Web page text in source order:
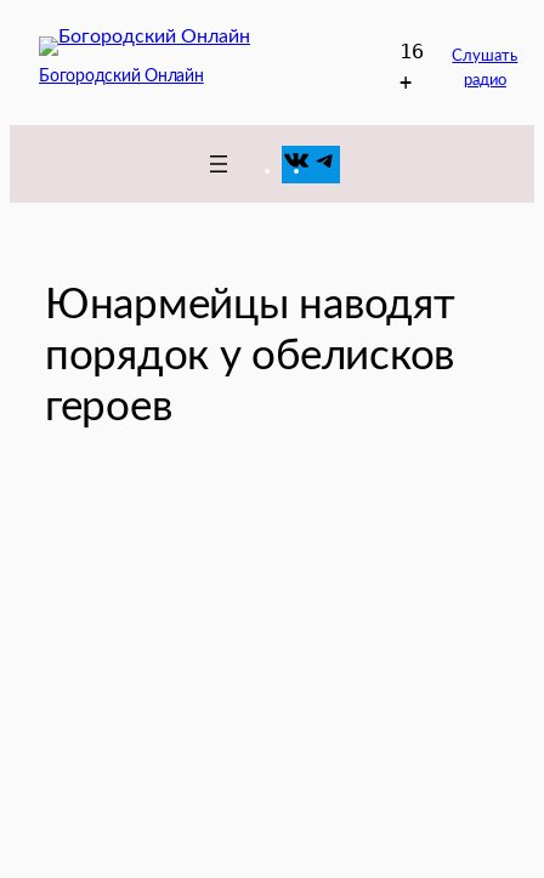
содержимому
Богородский Онлайн
16
+
Слушать
радио
VK
Юнармейцы наводят
порядок у обелисков
героев